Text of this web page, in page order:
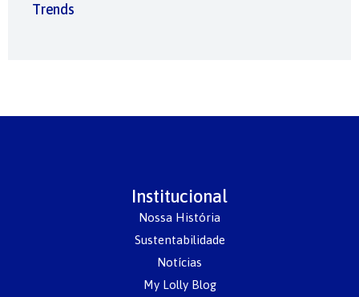
Trends
Institucional
Nossa História
Sustentabilidade
Notícias
My Lolly Blog